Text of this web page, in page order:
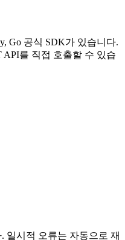
Go 공식 SDK가 있습니다.
API를 직접 호출할 수 있습
일시적 오류는 자동으로 재